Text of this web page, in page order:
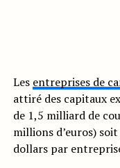
Les entreprises de
attiré des capitaux
de 1,5 milliard de
millions d’euros)
dollars par